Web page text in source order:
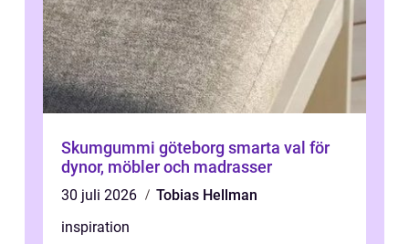
Skumgummi göteborg smarta val för
dynor, möbler och madrasser
30 juli 2026
Tobias Hellman
inspiration